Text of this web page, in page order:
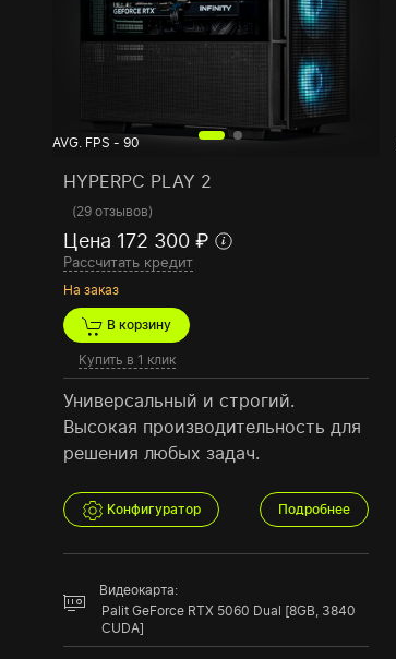
AVG. FPS - 90
HYPERPC PLAY 2
(29 отзывов)
Цена 172 300 ₽
Рассчитать кредит
На заказ
В корзину
Купить в 1 клик
Универсальный и строгий.
Высокая производительность для
решения любых задач.
Конфигуратор Подробнее
Видеокарта:
Palit GeForce RTX 5060 Dual [8GB, 3840
CUDA]